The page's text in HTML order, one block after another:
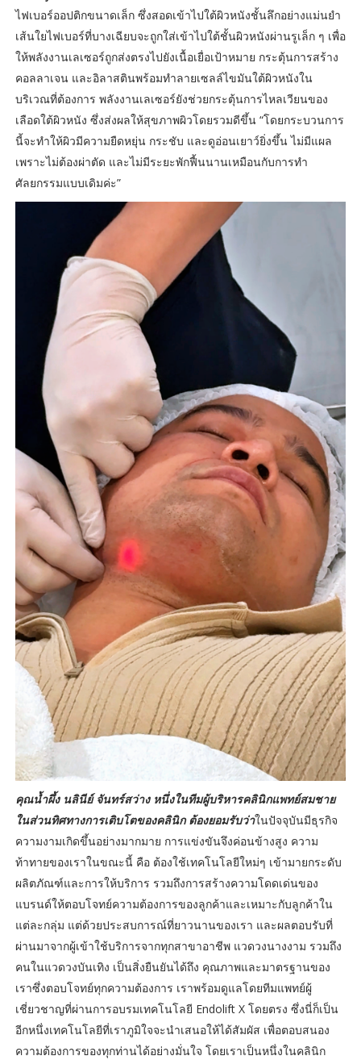
ไฟเบอร์ออปติกขนาดเล็ก ซึ่งสอดเข้าไปใต้ผิวหนังชั้นลึกอย่างแม่นยำ
เส้นใยไฟเบอร์ที่บางเฉียบจะถูกใส่เข้าไปใต้ชั้นผิวหนังผ่านรูเล็ก ๆ เพื่อ
ให้พลังงานเลเซอร์ถูกส่งตรงไปยังเนื้อเยื่อเป้าหมาย กระตุ้นการสร้าง
คอลลาเจน และอิลาสตินพร้อมทำลายเซลล์ไขมันใต้ผิวหนังใน
บริเวณที่ต้องการ พลังงานเลเซอร์ยังช่วยกระตุ้นการไหลเวียนของ
เลือดใต้ผิวหนัง ซึ่งส่งผลให้สุขภาพผิวโดยรวมดีขึ้น “โดยกระบวนการ
นี้จะทำให้ผิวมีความยืดหยุ่น กระชับ และดูอ่อนเยาว์ยิ่งขึ้น ไม่มีแผล
เพราะไม่ต้องผ่าตัด และไม่มีระยะพักฟื้นนานเหมือนกับการทำ
ศัลยกรรมแบบเดิมค่ะ”
คุณน้ำผึ้ง นลินีย์ จันทร์สว่าง หนึ่งในทีมผู้บริหารคลินิกแพทย์สมชาย
ในส่วนทิศทางการเติบโตของคลินิก ต้องยอมรับว่าในปัจจุบันมีธุรกิจ
ความงามเกิดขึ้นอย่างมากมาย การแข่งขันจึงค่อนข้างสูง ความ
ท้าทายของเราในขณะนี้ คือ ต้องใช้เทคโนโลยีใหม่ๆ เข้ามายกระดับ
ผลิตภัณฑ์และการให้บริการ รวมถึงการสร้างความโดดเด่นของ
แบรนด์ให้ตอบโจทย์ความต้องการของลูกค้าและเหมาะกับลูกค้าใน
แต่ละกลุ่ม แต่ด้วยประสบการณ์ที่ยาวนานของเรา และผลตอบรับที่
ผ่านมาจากผู้เข้าใช้บริการจากทุกสาขาอาชีพ แวดวงนางงาม รวมถึง
คนในแวดวงบันเทิง เป็นสิ่งยืนยันได้ถึง คุณภาพและมาตรฐานของ
เราซึ่งตอบโจทย์ทุกความต้องการ เราพร้อมดูแลโดยทีมแพทย์ผู้
เชี่ยวชาญที่ผ่านการอบรมเทคโนโลยี Endolift X โดยตรง ซึ่งนี่ก็เป็น
อีกหนึ่งเทคโนโลยีที่เราภูมิใจจะนำเสนอให้ได้สัมผัส เพื่อตอบสนอง
ความต้องการของทุกท่านได้อย่างมั่นใจ โดยเราเป็นหนึ่งในคลินิก